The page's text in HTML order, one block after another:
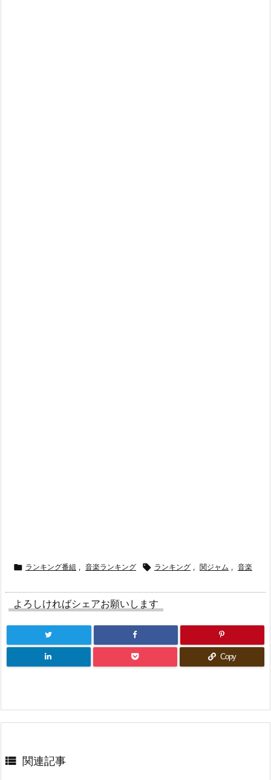
 ランキング番組 , 音楽ランキング  ランキング , 関ジャム , 音楽
よろしければシェアお願いします
Copy
 関連記事